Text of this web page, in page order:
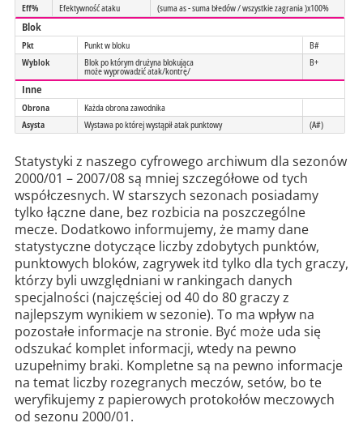
Eff%
Efektywność ataku (suma as - suma błedów / wszystkie zagrania )x100%
Blok
Pkt Punkt w bloku
B#
Wyblok
Blok po którym drużyna blokująca
może wyprowadzić atak/kontrę/
B+
Inne
Obrona
Każda obrona zawodnika
Asysta
Wystawa po której wystąpił atak punktowy (A#)
Statystyki z naszego cyfrowego archiwum dla sezonów
2000/01 – 2007/08 są mniej szczegółowe od tych
współczesnych. W starszych sezonach posiadamy
tylko łączne dane, bez rozbicia na poszczególne
mecze. Dodatkowo informujemy, że mamy dane
statystyczne dotyczące liczby zdobytych punktów,
punktowych bloków, zagrywek itd tylko dla tych graczy,
którzy byli uwzględniani w rankingach danych
specjalności (najczęściej od 40 do 80 graczy z
najlepszym wynikiem w sezonie). To ma wpływ na
pozostałe informacje na stronie. Być może uda się
odszukać komplet informacji, wtedy na pewno
uzupełnimy braki. Kompletne są na pewno informacje
na temat liczby rozegranych meczów, setów, bo te
weryfikujemy z papierowych protokołów meczowych
od sezonu 2000/01.